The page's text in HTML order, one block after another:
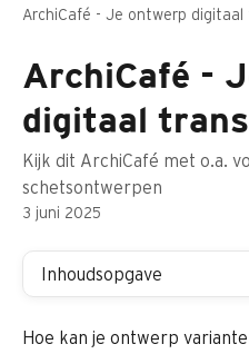
ArchiCafé - Je ontwerp digitaal
ArchiCafé -
digitaal
Kijk dit ArchiCafé met o.a.
schetsontwerpen
3 juni 2025
Inhoudsopgave
Hoe kan je ontwerp